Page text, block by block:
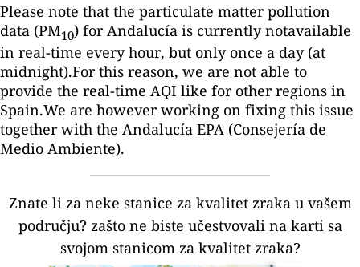
Please note that the particulate matter pollution
data (PM10) for Andalucía is currently notavailable
in real-time every hour, but only once a day (at
midnight).For this reason, we are not able to
provide the real-time AQI like for other regions in
Spain.We are however working on fixing this issue
together with the Andalucía EPA (Consejería de
Medio Ambiente).
Znate li za neke stanice za kvalitet zraka u vašem
području? zašto ne biste učestvovali na karti sa
svojom stanicom za kvalitet zraka?